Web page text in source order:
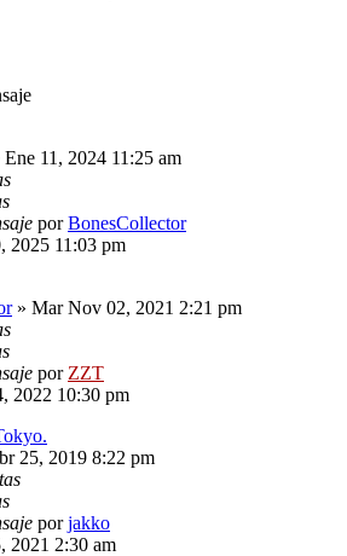
Ene 11, 2024 11:25 am
porBonesCollector
2025 11:03 pm
» Mar Nov 02, 2021 2:21 pm
por ZZT
2022 10:30 pm
25, 2019 8:22 pm
porjakko
2021 2:30 am